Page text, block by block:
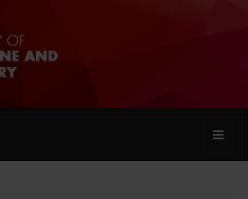
Toggle